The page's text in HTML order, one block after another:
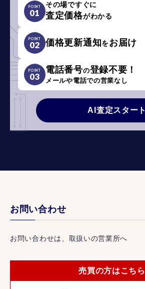
POINT
01
その場ですぐに
査定価格がわかる
POINT
02 価格更新通知をお届け
POINT
03
電話番号の登録不要！
メールや電話での営業なし
AI査定スタート
お問い合わせ
お問い合わせは、取扱いの営業所へ
売買の方はこちら